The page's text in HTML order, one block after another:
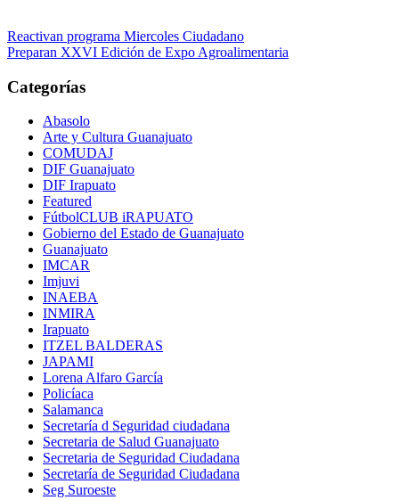
Navegación
de
entradas
Reactivan programa Miercoles Ciudadano
Preparan XXVI Edición de Expo Agroalimentaria
Categorías
Abasolo
Arte y Cultura Guanajuato
COMUDAJ
DIF Guanajuato
DIF Irapuato
Featured
FútbolCLUB iRAPUATO
Gobierno del Estado de Guanajuato
Guanajuato
IMCAR
Imjuvi
INAEBA
INMIRA
Irapuato
ITZEL BALDERAS
JAPAMI
Lorena Alfaro García
Policíaca
Salamanca
Secretaría d Seguridad ciudadana
Secretaria de Salud Guanajuato
Secretaria de Seguridad Ciudadana
Secretaría de Seguridad Ciudadana
Seg Suroeste